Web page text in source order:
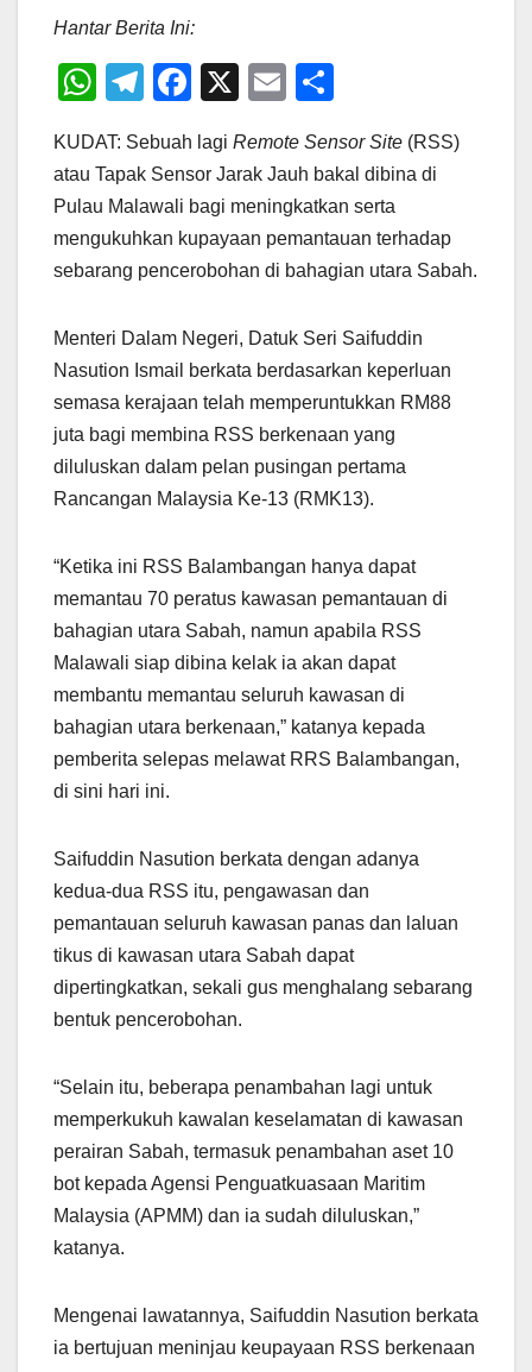
Hantar Berita Ini:
W
at
s
A
p
T
e
gr
a
m
F
c
e
b
o
k
X
E
ail ar
e
KUDAT: Sebuah lagi Remote Sensor Site (RSS)
atau Tapak Sensor Jarak Jauh bakal dibina di
Pulau Malawali bagi meningkatkan serta
mengukuhkan kupayaan pemantauan terhadap
sebarang pencerobohan di bahagian utara Sabah.
Menteri Dalam Negeri, Datuk Seri Saifuddin
Nasution Ismail berkata berdasarkan keperluan
semasa kerajaan telah memperuntukkan RM88
juta bagi membina RSS berkenaan yang
diluluskan dalam pelan pusingan pertama
Rancangan Malaysia Ke-13 (RMK13).
“Ketika ini RSS Balambangan hanya dapat
memantau 70 peratus kawasan pemantauan di
bahagian utara Sabah, namun apabila RSS
Malawali siap dibina kelak ia akan dapat
membantu memantau seluruh kawasan di
bahagian utara berkenaan,” katanya kepada
pemberita selepas melawat RRS Balambangan,
di sini hari ini.
Saifuddin Nasution berkata dengan adanya
kedua-dua RSS itu, pengawasan dan
pemantauan seluruh kawasan panas dan laluan
tikus di kawasan utara Sabah dapat
dipertingkatkan, sekali gus menghalang sebarang
bentuk pencerobohan.
“Selain itu, beberapa penambahan lagi untuk
memperkukuh kawalan keselamatan di kawasan
perairan Sabah, termasuk penambahan aset 10
bot kepada Agensi Penguatkuasaan Maritim
Malaysia (APMM) dan ia sudah diluluskan,”
katanya.
Mengenai lawatannya, Saifuddin Nasution berkata
ia bertujuan meninjau keupayaan RSS berkenaan